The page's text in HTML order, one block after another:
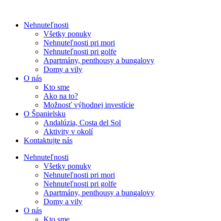
Nehnuteľnosti
Všetky ponuky
Nehnuteľnosti pri mori
Nehnuteľnosti pri golfe
Apartmány, penthousy a bungalovy
Domy a vily
O nás
Kto sme
Ako na to?
Možnosť výhodnej investície
O Španielsku
Andalúzia, Costa del Sol
Aktivity v okolí
Kontaktujte nás
Nehnuteľnosti
Všetky ponuky
Nehnuteľnosti pri mori
Nehnuteľnosti pri golfe
Apartmány, penthousy a bungalovy
Domy a vily
O nás
Kto sme